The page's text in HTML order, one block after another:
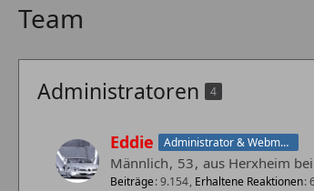
Team
Administratoren 4
Eddie Administrator & Webmaster
Männlich 53 aus Herxheim
Beiträge 9.154 Erhaltene Reaktionen